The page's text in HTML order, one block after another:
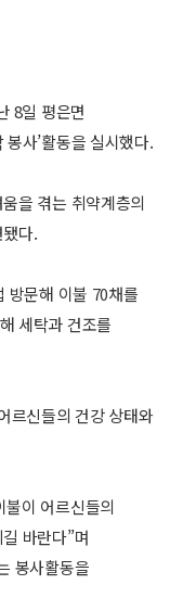
8일 평은면
사’활동을 실시했다.
을 겪는 취약계층의
다.
방문해 이불 70채를
세탁과 건조를
르신들의 건강 상태와
이 어르신들의
바란다”며
봉사활동을